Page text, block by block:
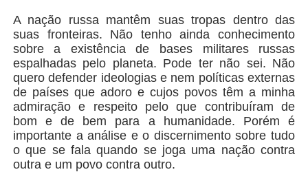
A nação russa mantêm suas tropas dentro das
suas fronteiras. Não tenho ainda conhecimento
sobre a existência de bases militares russas
espalhadas pelo planeta. Pode ter não sei. Não
quero defender ideologias e nem políticas externas
de países que adoro e cujos povos têm a minha
admiração e respeito pelo que contribuíram de
bom e de bem para a humanidade. Porém é
importante a análise e o discernimento sobre tudo
o que se fala quando se joga uma nação contra
outra e um povo contra outro.